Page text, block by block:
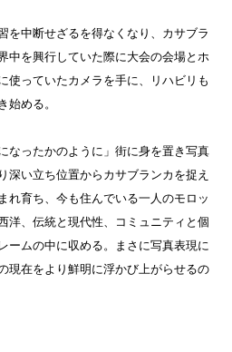
を中断せざるを得なくなり、カサブラ
中を興行していた際に大会の会場とホ
使っていたカメラを手に、リハビリも
始める。
なったかのように」街に身を置き写真
深い立ち位置からカサブランカを捉え
れ育ち、今も住んでいる一人のモロッ
洋、伝統と現代性、コミュニティと個
ームの中に収める。まさに写真表現に
現在をより鮮明に浮かび上がらせるの